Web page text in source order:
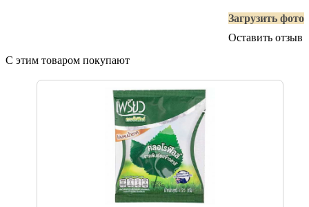
Загрузить фото
Оставить отзыв
С этим товаром покупают